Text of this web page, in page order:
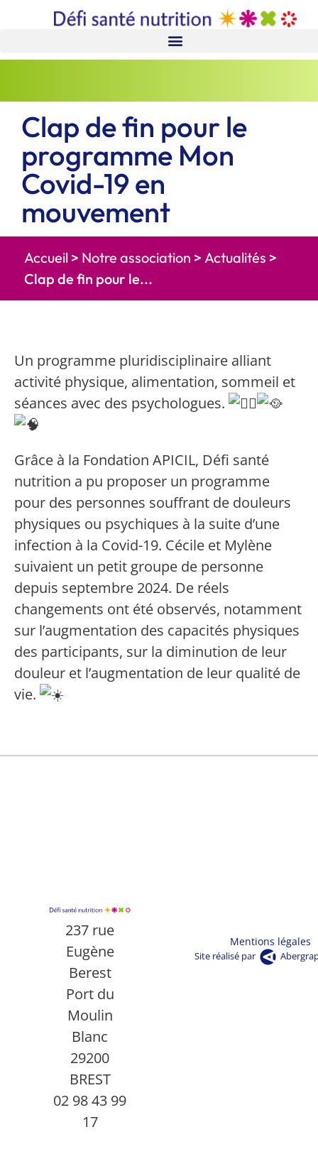
Clap de fin pour le
programme Mon
Covid-19 en
mouvement
Accueil > Notre association > Actualités >
Clap de fin pour le...
Un programme pluridisciplinaire alliant
activité physique, alimentation, sommeil et
séances avec des psychologues.
Grâce à la Fondation APICIL, Défi santé
nutrition a pu proposer un programme
pour des personnes souffrant de douleurs
physiques ou psychiques à la suite d’une
infection à la Covid-19. Cécile et Mylène
suivaient un petit groupe de personne
depuis septembre 2024. De réels
changements ont été observés, notamment
sur l’augmentation des capacités physiques
des participants, sur la diminution de leur
douleur et l’augmentation de leur qualité de
vie.
237 rue
Eugène
Berest
Port du
Moulin
Blanc
29200
BREST
02 98 43 99
17
Mentions légales
Site réalisé par